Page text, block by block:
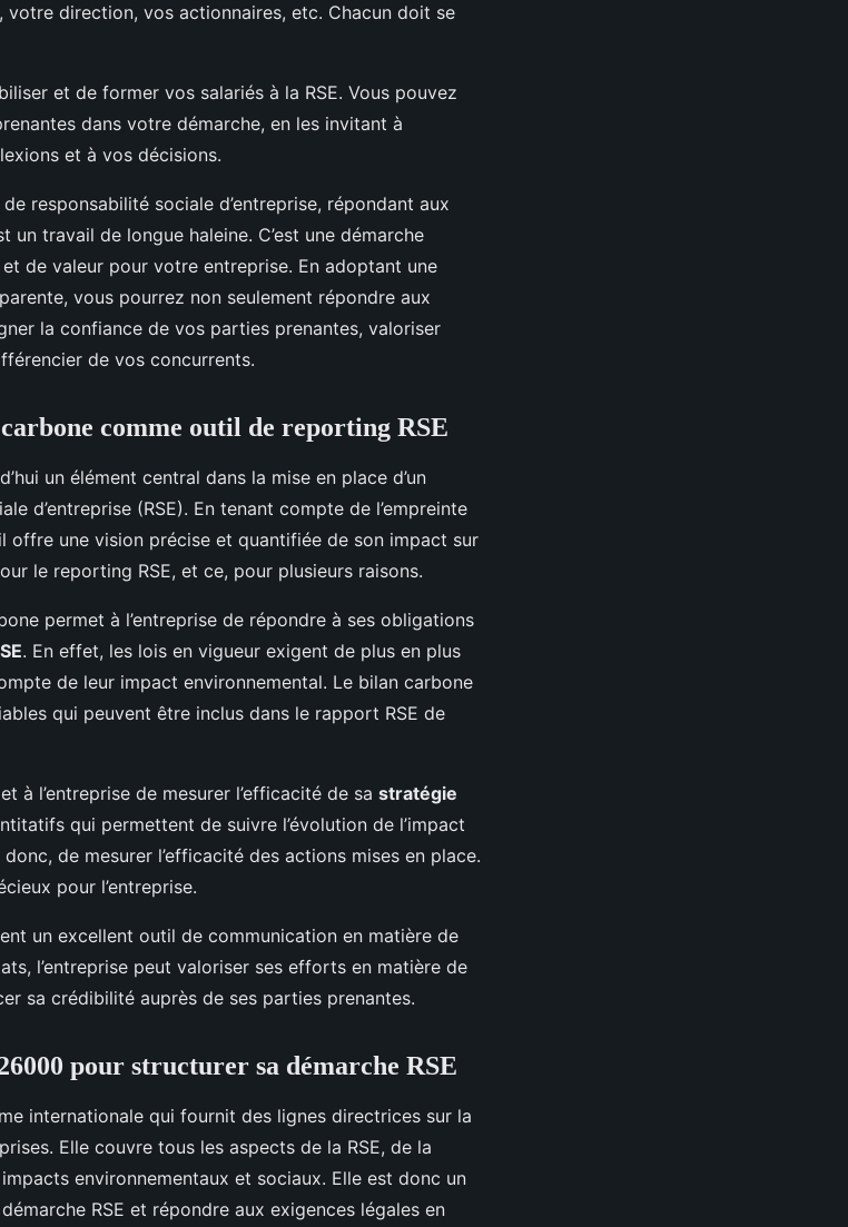
votre direction, vos actionnaires, etc. Chacun doit se
et de former vos salariés à la RSE. Vous pouvez
dans votre démarche, en les invitant à
et à vos décisions.
responsabilité sociale d’entreprise, répondant aux
travail de longue haleine. C’est une démarche
de valeur pour votre entreprise. En adoptant une
vous pourrez non seulement répondre aux
la confiance de vos parties prenantes, valoriser
de vos concurrents.
comme outil de reporting RSE
un élément central dans la mise en place d’un
d’entreprise (RSE). En tenant compte de l’empreinte
offre une vision précise et quantifiée de son impact sur
le reporting RSE, et ce, pour plusieurs raisons.
permet à l’entreprise de répondre à ses obligations
. En effet, les lois en vigueur exigent de plus en plus
de leur impact environnemental. Le bilan carbone
qui peuvent être inclus dans le rapport RSE de
à l’entreprise de mesurer l’efficacité de sa stratégie
qui permettent de suivre l’évolution de l’impact
de mesurer l’efficacité des actions mises en place.
pour l’entreprise.
un excellent outil de communication en matière de
l’entreprise peut valoriser ses efforts en matière de
sa crédibilité auprès de ses parties prenantes.
pour structurer sa démarche RSE
internationale qui fournit des lignes directrices sur la
Elle couvre tous les aspects de la RSE, de la
environnementaux et sociaux. Elle est donc un
RSE et répondre aux exigences légales en